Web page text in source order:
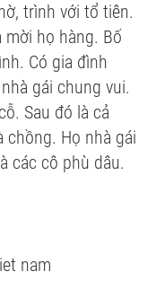
trình với tổ tiên.
mời họ hàng. Bố
Có gia đình
gái chung vui.
Sau đó là cả
chồng. Họ nhà gái
các cô phù dâu.